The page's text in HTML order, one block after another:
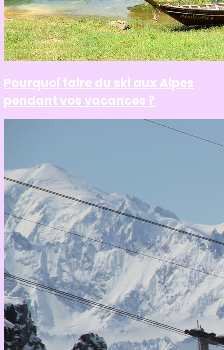
Pourquoi faire du ski aux Alpes
pendant vos vacances ?